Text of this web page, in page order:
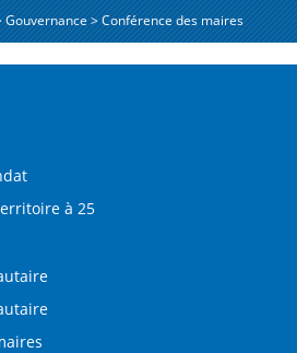
Gouvernance>Conférence des maires
à 25